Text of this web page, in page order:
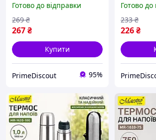
кави, чаю та напоїв
Готово до відправки
267₴
269 ₴
Купити
PrimeDiscout 95%
для кави,
Готово до
226₴
233 ₴